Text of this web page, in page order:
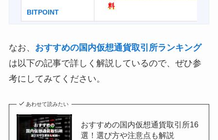
BITPOINT
料
なお、 おすすめの国内仮想通貨取引所ランキング
は以下の記事で詳しく解説しているので、ぜひ参
考にしてみてください。
あわせて読みたい
おすすめの国内仮想通貨取引所16
選！選び方や注意点も解説